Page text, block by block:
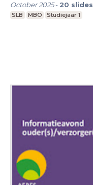
October 2025- 20 slides
SLB MBO Studiejaar 1